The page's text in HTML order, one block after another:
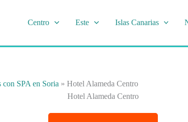
Centro Este Islas Canarias
con SPA en Soria » Hotel Alameda Centro
Hotel Alameda Centro